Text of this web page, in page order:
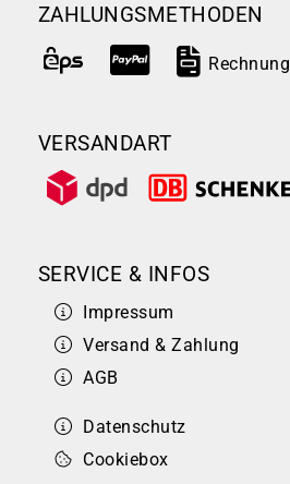
ZAHLUNGSMETHODEN
Rechnung
VERSANDART
SERVICE & INFOS
Impressum
Versand & Zahlung
AGB
Datenschutz
Cookiebox